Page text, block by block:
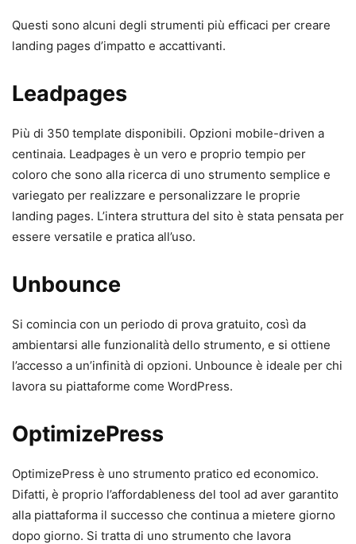
Questi sono alcuni degli strumenti più efficaci per creare
landing pages d’impatto e accattivanti.
Leadpages
Più di 350 template disponibili. Opzioni mobile-driven a
centinaia. Leadpages è un vero e proprio tempio per
coloro che sono alla ricerca di uno strumento semplice e
variegato per realizzare e personalizzare le proprie
landing pages. L’intera struttura del sito è stata pensata per
essere versatile e pratica all’uso.
Unbounce
Si comincia con un periodo di prova gratuito, così da
ambientarsi alle funzionalità dello strumento, e si ottiene
l’accesso a un’infinità di opzioni. Unbounce è ideale per chi
lavora su piattaforme come WordPress.
OptimizePress
OptimizePress è uno strumento pratico ed economico.
Difatti, è proprio l’affordableness del tool ad aver garantito
alla piattaforma il successo che continua a mietere giorno
dopo giorno. Si tratta di uno strumento che lavora